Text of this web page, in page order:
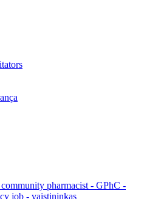
pharmacist - GPhC -
job - vaistininkas